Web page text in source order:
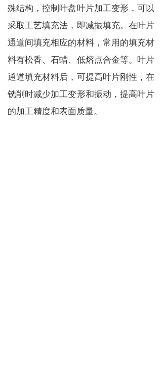
殊结构，控制叶盘叶片加工变形，可以
采取工艺填充法，即减振填充。在叶片
通道间填充相应的材料，常用的填充材
料有松香、石蜡、低熔点合金等。叶片
通道填充材料后，可提高叶片刚性，在
铣削时减少加工变形和振动，提高叶片
的加工精度和表面质量。